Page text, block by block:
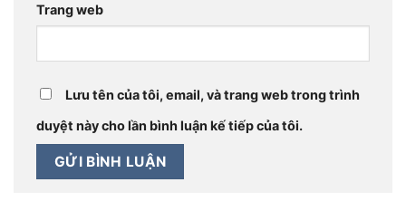
Trang web
Lưu tên của tôi, email, và trang web trong trình
duyệt này cho lần bình luận kế tiếp của tôi.